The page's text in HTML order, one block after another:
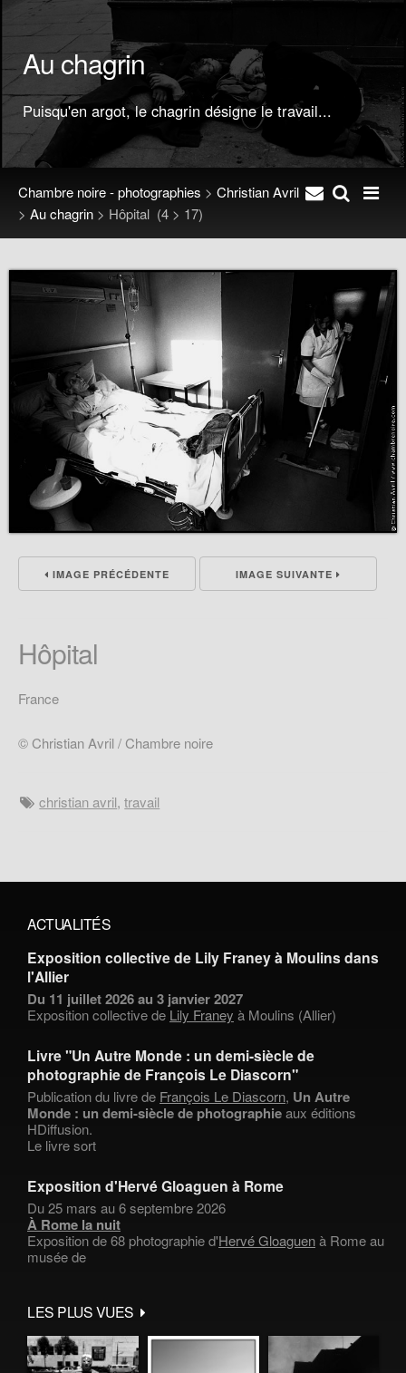
Au chagrin
Puisqu'en argot, le chagrin désigne le travail...
Chambre noire - photographies > Christian Avril
> Au chagrin > Hôpital (4 > 17)
IMAGE PRÉCÉDENTE IMAGE SUIVANTE
Hôpital
France
© Christian Avril / Chambre noire
christian avril,travail
ACTUALITÉS
Exposition collective de Lily Franey à Moulins dans
l'Allier
Du 11 juillet 2026 au 3 janvier 2027
Exposition collective de Lily Franey à Moulins (Allier)
Livre "Un Autre Monde : un demi-siècle de
photographie de François Le Diascorn"
Publication du livre de François Le Diascorn, Un Autre
Monde : un demi-siècle de photographieaux éditions
HDiffusion.
Le livre sort
Exposition d'Hervé Gloaguen à Rome
Du 25 mars au 6 septembre 2026
À Rome la nuit
Exposition de 68 photographie d'Hervé Gloaguenà Rome au
musée de
LES PLUS VUES